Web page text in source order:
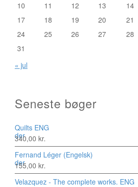
10
11 12 13 14
17
18 19 20 21
24
25 26 27 28
31
« jul
Seneste bøger
Quilts ENG
340,00 kr.
Fernand Léger (Engelsk)
155,00 kr.
Velazquez - The complete works. ENG